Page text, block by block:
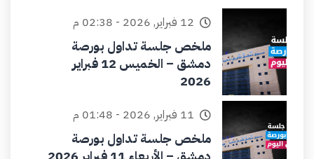
12 فبراير, 2026 - 02:38 م
ملخص جلسة تداول بورصة
دمشق – الخميس 12 فبراير
2026
11 فبراير, 2026 - 01:48 م
ملخص جلسة تداول بورصة